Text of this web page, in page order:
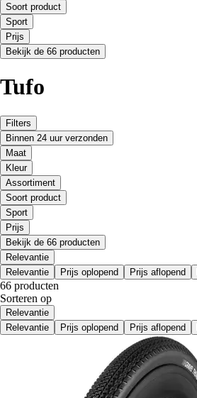
Soort product
Sport
Prijs
Bekijk de 66 producten
Tufo
Filters
Binnen 24 uur verzonden
Maat
Kleur
Assortiment
Soort product
Sport
Prijs
Bekijk de 66 producten
Relevantie
Relevantie
Prijs oplopend Prijs aflopend
66 producten
Sorteren op
Relevantie
Relevantie
Prijs oplopend Prijs aflopend